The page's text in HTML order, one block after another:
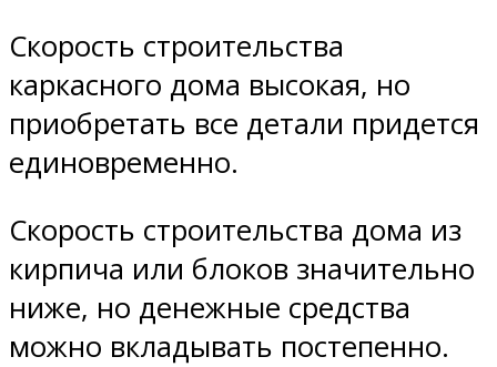
Скорость строительства
каркасного дома высокая, но
приобретать все детали придется
единовременно.
Скорость строительства дома из
кирпича или блоков значительно
ниже, но денежные средства
можно вкладывать постепенно.